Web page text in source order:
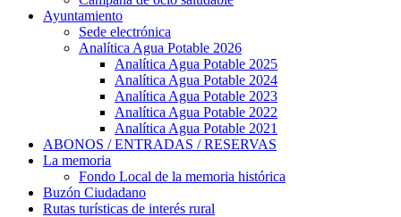
Ayuntamiento
Sede electrónica
Analítica Agua Potable 2026
Analítica Agua Potable 2025
Analítica Agua Potable 2024
Analítica Agua Potable 2023
Analítica Agua Potable 2022
Analítica Agua Potable 2021
ABONOS / ENTRADAS / RESERVAS
La memoria
Fondo Local de la memoria histórica
Buzón Ciudadano
Rutas turísticas de interés rural